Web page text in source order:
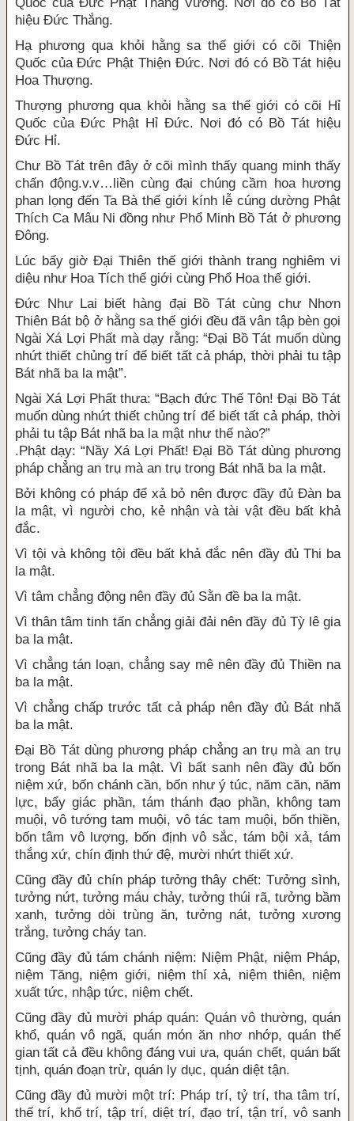
hiệu Đức Thắng.
Hạ phương qua khỏi hằng sa thế giới có cõi Thiện
Quốc của Đức Phật Thiện Đức. Nơi đó có Bồ Tát hiệu
Hoa Thượng.
Thượng phương qua khỏi hằng sa thế giới có cõi Hỉ
Quốc của Đức Phật Hỉ Đức. Nơi đó có Bồ Tát hiệu
Đức Hỉ.
Chư Bồ Tát trên đây ở cõi mình thấy quang minh thấy
chấn động.v.v…liền cùng đại chúng cầm hoa hương
phan lọng đến Ta Bà thế giới kính lễ cúng dường Phật
Thích Ca Mâu Ni đồng như Phổ Minh Bồ Tát ở phương
Đông.
Lúc bấy giờ Đại Thiên thế giới thành trang nghiêm vi
diệu như Hoa Tích thế giới cùng Phổ Hoa thế giới.
Đức Như Lai biết hàng đại Bồ Tát cùng chư Nhơn
Thiên Bát bộ ở hằng sa thế giới đều đã vân tập bèn gọi
Ngài Xá Lợi Phất mà dạy rằng: “Đại Bồ Tát muốn dùng
nhứt thiết chủng trí để biết tất cả pháp, thời phải tu tập
Bát nhã ba la mật”.
Ngài Xá Lợi Phất thưa: “Bạch đức Thế Tôn! Đại Bồ Tát
muốn dùng nhứt thiết chủng trí để biết tất cả pháp, thời
phải tu tập Bát nhã ba la mật như thế nào?”
.Phật dạy: “Nầy Xá Lợi Phất! Đại Bồ Tát dùng phương
pháp chẳng an trụ mà an trụ trong Bát nhã ba la mật.
Bởi không có pháp để xả bỏ nên được đầy đủ Đàn ba
la mật, vì người cho, kẻ nhận và tài vật đều bất khả
đắc.
Vì tội và không tội đều bất khả đắc nên đầy đủ Thi ba
la mật.
Vì tâm chẳng động nên đầy đủ Sằn đề ba la mật.
Vì thân tâm tinh tấn chẳng giải đải nên đầy đủ Tỳ lê gia
ba la mật.
Vì chẳng tán loạn, chẳng say mê nên đầy đủ Thiền na
ba la mật.
Vì chẳng chấp trước tất cả pháp nên đầy đủ Bát nhã
ba la mật.
Đại Bồ Tát dùng phương pháp chẳng an trụ mà an trụ
trong Bát nhã ba la mật. Vì bất sanh nên đầy đủ bốn
niệm xứ, bốn chánh cần, bốn như ý túc, năm căn, năm
lực, bẩy giác phần, tám thánh đạo phần, không tam
muội, vô tướng tam muội, vô tác tam muội, bốn thiền,
bốn tâm vô lượng, bốn định vô sắc, tám bội xả, tám
thắng xứ, chín định thứ đệ, mười nhứt thiết xứ.
Cũng đầy đủ chín pháp tưởng thây chết: Tưởng sình,
tưởng nứt, tưởng máu chảy, tưởng thúi rã, tưởng bầm
xanh, tưởng dòi trùng ăn, tưởng nát, tưởng xương
trắng, tưởng cháy tan.
Cũng đầy đủ tám chánh niệm: Niệm Phật, niệm Pháp,
niệm Tăng, niệm giới, niệm thí xả, niệm thiên, niệm
xuất tức, nhập tức, niệm chết.
Cũng đầy đủ mười pháp quán: Quán vô thường, quán
khổ, quán vô ngã, quán món ăn nhơ nhớp, quán thế
gian tất cả đều không đáng vui ưa, quán chết, quán bất
tịnh, quán đoạn trừ, quán ly dục, quán diệt tận.
Cũng đầy đủ mười một trí: Pháp trí, tỷ trí, tha tâm trí,
thế trí, khổ trí, tập trí, diệt trí, đạo trí, tận trí, vô sanh